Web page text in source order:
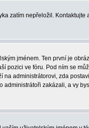
zatím nepřeložil. Kontaktujte
jménem. Ten první je
pozici ve fóru. Pod ním se
administrátorovi, zda
zakázali, a vy